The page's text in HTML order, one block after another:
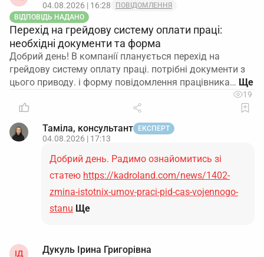
04.08.2026 | 16:28
ПОВІДОМЛЕННЯ
ВІДПОВІДЬ НАДАНО
Перехід на грейдову систему оплати праці:
необхідні документи та форма
Добрий день! В компанії планується перехід на
грейдову систему оплату праці. потрібні документи з
цього приводу. і форму повідомлення працівника…
19
Таміла, консультант ЕКСПЕРТ
04.08.2026 | 17:13
Добрий день. Радимо ознайомитись зі
статею https://kadroland.com/news/1402-
zmina-istotnix-umov-praci-pid-cas-vojennogo-
stanu Ще
ІД Дукуль Ірина Григорівна